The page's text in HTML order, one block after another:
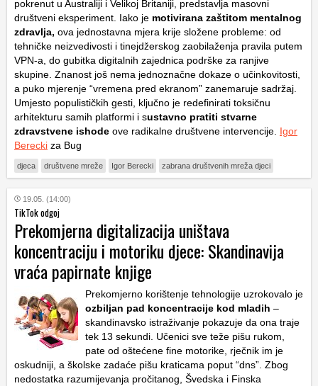
pokrenut u Australiji i Velikoj Britaniji, predstavlja masovni
društveni eksperiment. Iako je motivirana zaštitom mentalnog
zdravlja, ova jednostavna mjera krije složene probleme: od
tehničke neizvedivosti i tinejdžerskog zaobilaženja pravila putem
VPN-a, do gubitka digitalnih zajednica podrške za ranjive
skupine. Znanost još nema jednoznačne dokaze o učinkovitosti,
a puko mjerenje “vremena pred ekranom” zanemaruje sadržaj.
Umjesto populističkih gesti, ključno je redefinirati toksičnu
arhitekturu samih platformi i sustavno pratiti stvarne
zdravstvene ishode ove radikalne društvene intervencije. Igor
Berecki za Bug
djeca društvene mreže Igor Berecki zabrana društvenih mreža djeci
19.05. (14:00)
TikTok odgoj
Prekomjerna digitalizacija uništava
koncentraciju i motoriku djece: Skandinavija
vraća papirnate knjige
Prekomjerno korištenje tehnologije uzrokovalo je
ozbiljan pad koncentracije kod mladih –
skandinavsko istraživanje pokazuje da ona traje
tek 13 sekundi. Učenici sve teže pišu rukom,
pate od oštećene fine motorike, rječnik im je
oskudniji, a školske zadaće pišu kraticama poput “dns”. Zbog
nedostatka razumijevanja pročitanog, Švedska i Finska